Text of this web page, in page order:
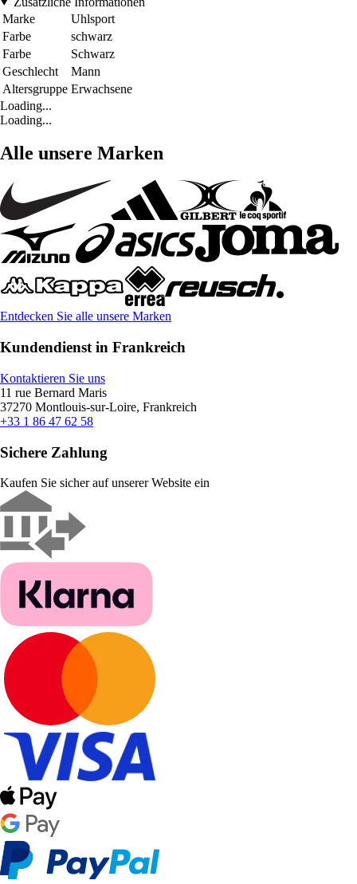
Marke
Uhlsport
Farbe
schwarz
Farbe
Schwarz
Geschlecht
Mann
Altersgruppe Erwachsene
Loading...
Loading...
Alle unsere Marken
Entdecken Sie alle unsere Marken
Kundendienst in Frankreich
Kontaktieren Sie uns
11 rue Bernard Maris
37270 Montlouis-sur-Loire, Frankreich
+33 1 86 47 62 58
Sichere Zahlung
Kaufen Sie sicher auf unserer Website ein